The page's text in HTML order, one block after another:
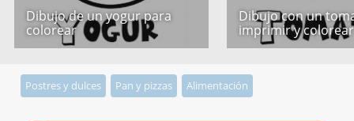
Dibujo de un yogur para
colorear
Dibujo con un
imprimir y colorear
Postres y dulces Pan y pizzas Alimentación